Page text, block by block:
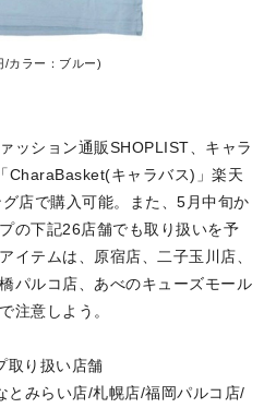
/カラー：ブルー)
ッション通販SHOPLIST、キャラ
CharaBasket(キャラバス)」楽天
店で購入可能。また、5月中旬か
の下記26店舗でも取り扱いを予
イテムは、原宿店、二子玉川店、
パルコ店、あべのキューズモール
注意しよう。
取り扱い店舗
とみらい店/札幌店/福岡パルコ店/